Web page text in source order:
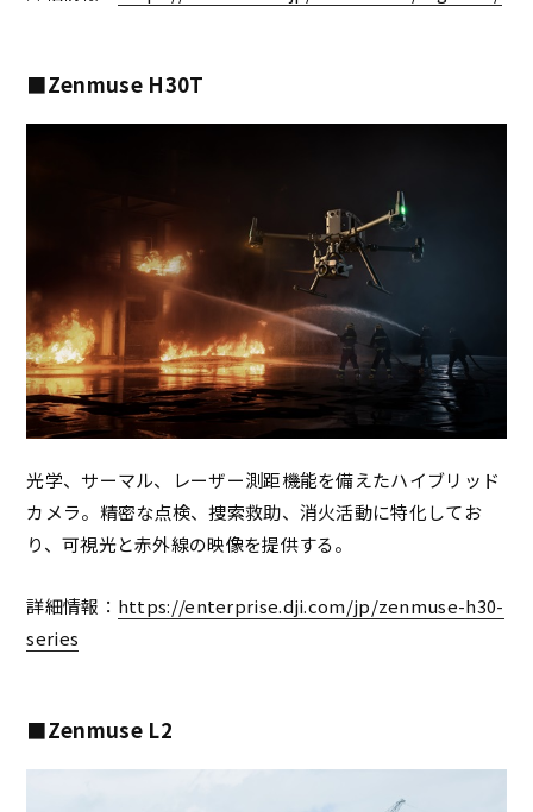
■Zenmuse H30T
光学、サーマル、レーザー測距機能を備えたハイブリッド
カメラ。精密な点検、捜索救助、消火活動に特化してお
り、可視光と赤外線の映像を提供する。
詳細情報： https://enterprise.dji.com/jp/zenmuse-h30-
series
■Zenmuse L2